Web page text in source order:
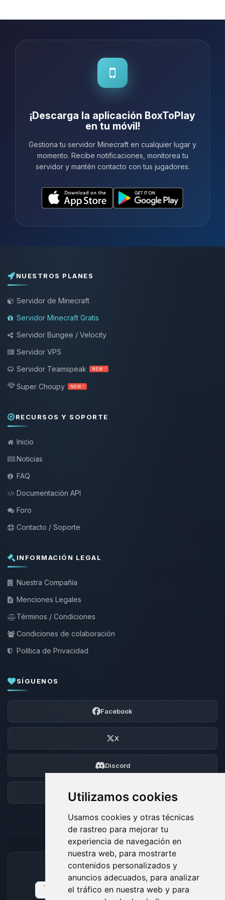
Utilizamos cookies
Usamos cookies y otras técnicas
de rastreo para mejorar tu
experiencia de navegación en
nuestra web, para mostrarte
contenidos personalizados y
anuncios adecuados, para analizar
el tráfico en nuestra web y para
¡Descarga la aplicación BoxToPlay
en tu móvil!
Gestiona tu servidor Minecraft en cualquier lugar y
momento. Recibe notificaciones, monitorea tu
servidor y mantén contacto con tus jugadores.
NUESTROS PLANES
Servidor de Minecraft
Servidor Minecraft Gratis
Servidor Bungee / Velocity
Servidor VPS
Servidor Teamspeak
NEW !
Super Choupy NEW !
RECURSOS Y SOPORTE
Inicio
Noticias
FAQ
Documentación API
Foro
Contacto / Soporte
INFORMACIÓN LEGAL
Nuestra Compañía
Menciones Legales
Términos / Condiciones
Condiciones de colaboración
Política de Privacidad
SÍGUENOS
Facebook
X
Discord
Foro
MÉTODOS DE PAGO ACEPTADOS